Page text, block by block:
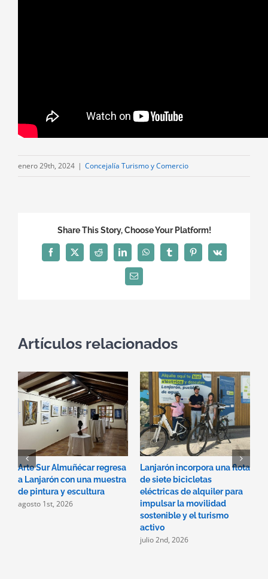
enero 29th, 2024 | Concejalía Turismo y Comercio
Share This Story, Choose Your Platform!
Facebook
X Reddit LinkedInWhatsAppTumblrPinterest
Vk
Correo
electrónico
Artículos relacionados
Arte Sur Almuñécar regresa
a Lanjarón con una muestra
de pintura y escultura
agosto 1st, 2026
Lanjarón incorpora una flota
de siete bicicletas
eléctricas de alquiler para
impulsar la movilidad
sostenible y el turismo
activo
julio 2nd, 2026